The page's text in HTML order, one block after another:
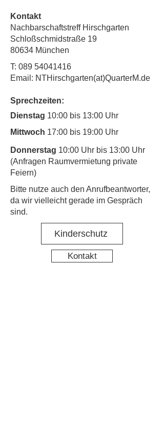
Kontakt
Nachbarschaftstreff Hirschgarten
Schloßschmidstraße 19
80634 München
T: 089 54041416
Email: NTHirschgarten(at)QuarterM.de
Sprechzeiten:
Dienstag 10:00 bis 13:00 Uhr
Mittwoch 17:00 bis 19:00 Uhr
Donnerstag 10:00 Uhr bis 13:00 Uhr
(Anfragen Raumvermietung private
Feiern)
​Bitte nutze auch den Anrufbeantworter,
da wir vielleicht gerade im Gespräch
sind.
Kinderschutz
Kontakt